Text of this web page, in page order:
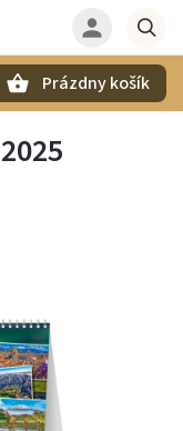
Prázdny košík